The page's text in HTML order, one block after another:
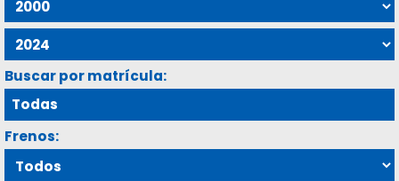
Buscar por matrícula:
Frenos: